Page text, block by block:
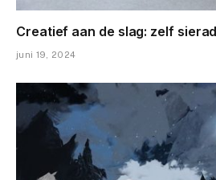
Creatief aan de slag: zelf
juni 19, 2024